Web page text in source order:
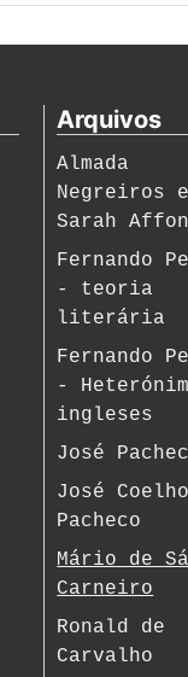
Arquivos
Almada
Negreiros e
Sarah
Fernando
- teoria
literária
Fernando
-
ingleses
José
José Coelho
Pacheco
Mário de
Carneiro
Ronald de
Carvalho